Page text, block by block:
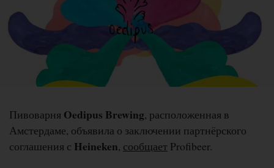
Пивоварня Oedipus Brewing, расположенная в
Амстердаме, объявила о заключении партнёрского
соглашения с Heineken, сообщает Profibeer.